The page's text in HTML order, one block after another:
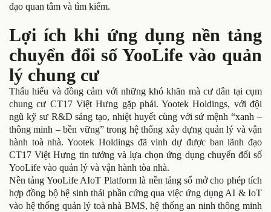
đạo quan tâm và tìm kiếm.
Lợi ích khi ứng dụng nền tảng
chuyển đổi số YooLife vào quản
lý chung cư
Thấu hiểu và đồng cảm với những khó khăn mà cư dân tại cụm
chung cư CT17 Việt Hưng gặp phải. Yootek Holdings, với đội
ngũ kỹ sư R&D sáng tạo, nhiệt huyết cùng với sứ mệnh “xanh –
thông minh – bền vững” trong hệ thống xây dựng quản lý và vận
hành toà nhà. Yootek Holdings đã vinh dự được ban lãnh đạo
CT17 Việt Hưng tin tưởng và lựa chọn ứng dụng chuyển đổi số
YooLife vào quản lý và vận hành tòa nhà.
Nền tảng YooLife AIoT Platform là nền tảng số mở cho phép tích
hợp đồng bộ hệ sinh thái phần cứng qua việc ứng dụng AI & IoT
vào hệ thống quản lý toà nhà BMS, hệ thống an ninh thông minh